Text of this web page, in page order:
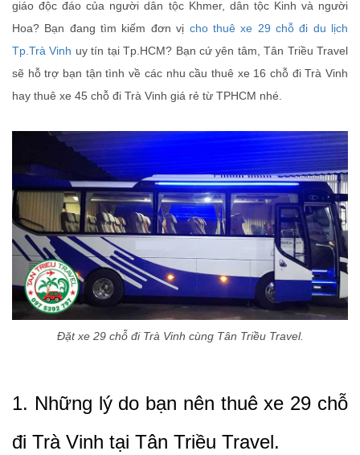
giáo độc đáo của người dân tộc Khmer, dân tộc Kinh và người
Hoa? Bạn đang tìm kiếm đơn vị cho thuê xe 29 chỗ đi du lịch
Tp.Trà Vinh uy tín tại Tp.HCM? Bạn cứ yên tâm, Tân Triều Travel
sẽ hỗ trợ bạn tận tình về các nhu cầu thuê xe 16 chỗ đi Trà Vinh
hay thuê xe 45 chỗ đi Trà Vinh giá rẻ từ TPHCM nhé.
Đặt xe 29 chỗ đi Trà Vinh cùng Tân Triều Travel.
1. Những lý do bạn nên thuê xe 29 chỗ
đi Trà Vinh tại Tân Triều Travel.